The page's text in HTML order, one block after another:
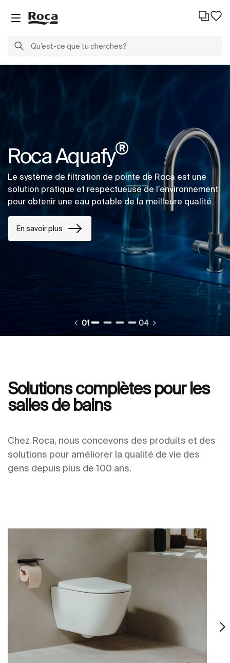
Roca Aquafy®
Le système de filtration de pointe de Roca est une
solution pratique et respectueuse de l’environnement
pour obtenir une eau potable de la meilleure qualité.
En savoir plus
01 04
Solutions complètes pour les
salles de bains
Chez Roca, nous concevons des produits et des
solutions pour améliorer la qualité de vie des
gens depuis plus de 100 ans.